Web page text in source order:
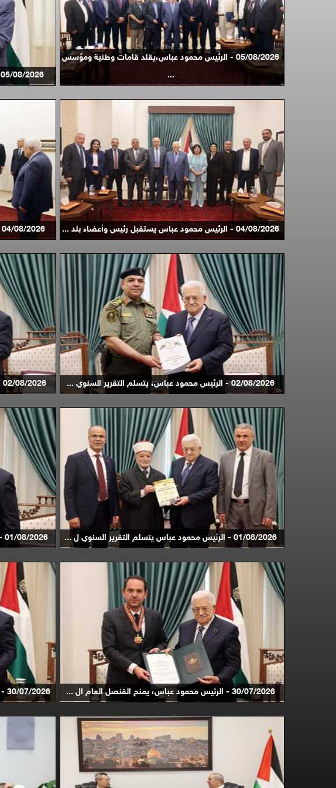
05/08/2026 - الرئيس محمود عباس،يقلد قامات وطنية ومؤسس
...
05/08/2026 - الرئيس محمود عباس يقلد عائلة القائد الوط ...
04/08/2026 - الرئيس محمود عباس يستقبل رئيس وأعضاء بلد ... 04/08/2026 - رئيس المحكمة الحركية لـ"فتح" وأعضاؤها يؤ ...
02/08/2026 - الرئيس محمود عباس، يتسلم التقرير السنوي ... 02/08/2026 - الرئيس محمود عباس، يتسلم التقرير السنوي ...
01/08/2026 - الرئيس محمود عباس يتسلم التقرير السنوي ل ... 01/08/2026 - الرئيس محمود عباس يتسلم تقرير المحكمة ال ...
30/07/2026 - الرئيس محمود عباس، يمنح القنصل العام ال ... 30/07/2026 - الرئيس محمود عباس يمنح رئيس مكتب تمثيل ا ...